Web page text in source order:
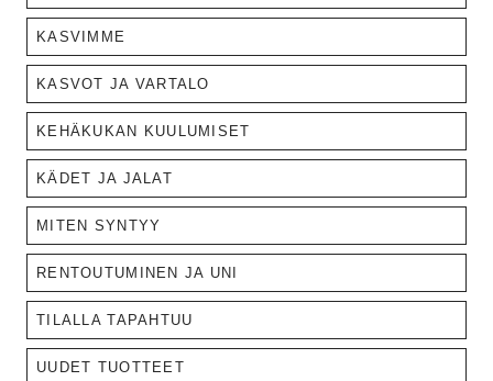
KASVIMME
KASVOT JA VARTALO
KEHÄKUKAN KUULUMISET
KÄDET JA JALAT
MITEN SYNTYY
RENTOUTUMINEN JA UNI
TILALLA TAPAHTUU
UUDET TUOTTEET